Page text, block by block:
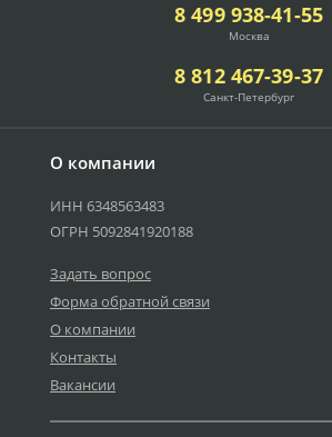
О компании
ИНН 6348563483
ОГРН 5092841920188
Задать вопрос
Форма обратной связи
О компании
Контакты
Вакансии
8 499 938-41-55
Москва
8 812 467-39-37
Санкт-Петербург